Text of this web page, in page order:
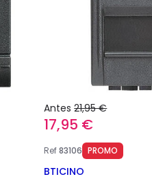
Antes 21,95 €
17,95 €
Ref83106 PROMO
BTICINO